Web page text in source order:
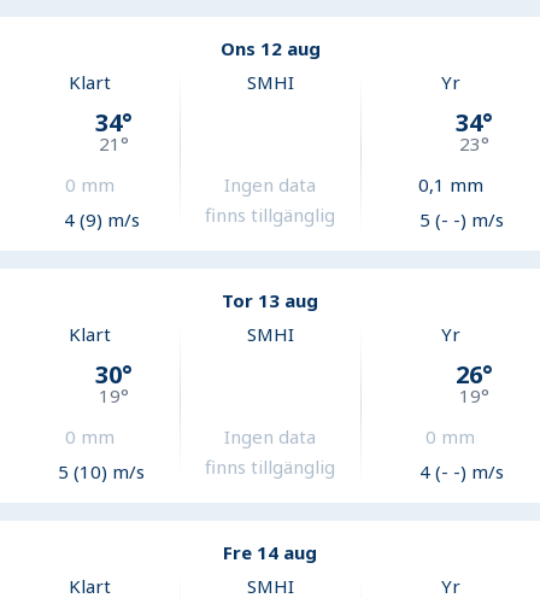
Ons 12 aug
Klart
34°
21°
0 mm
4 (9) m/s
SMHI
Ingen data
finns tillgänglig
Yr
34°
23°
0,1 mm
5 (- -) m/s
Tor 13 aug
Klart
30°
19°
0 mm
5 (10) m/s
SMHI
Ingen data
finns tillgänglig
Yr
26°
19°
0 mm
4 (- -) m/s
Fre 14 aug
Klart
SMHI Yr